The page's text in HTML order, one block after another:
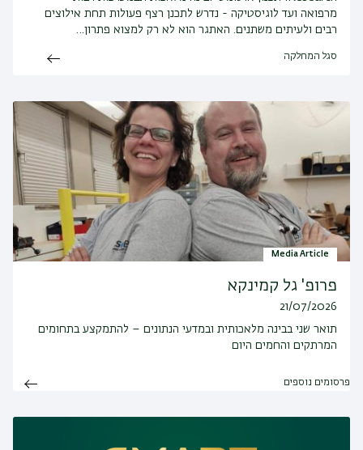
מרפואה ועד לוגיסטיקה - נדרש לתכנן רצף פעולות תחת אילוצים
רבים ולעיתים משתנים. האתגר הוא לא רק למצוא פתרון…
סגל המחלקה
Media Article
פרופ' גל קמינקא
21/07/2026
תואר שני בבינה מלאכותית ובמדעי הנתונים – להתמקצע בתחומים
המרתקים והחמים היום
פרסומים נוספים